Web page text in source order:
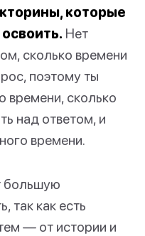
которые
Нет
сколько времени
поэтому ты
времени, сколько
над ответом, и
времени.
большую
так как есть
— от истории и